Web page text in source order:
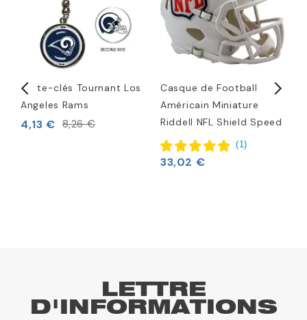
Porte-clés Tournant Los
Angeles Rams
4,13 € 8,26 €
Casque de Football
Américain Miniature
Riddell NFL Shield Speed
(1)
33,02 €
LETTRE
D'INFORMATIONS